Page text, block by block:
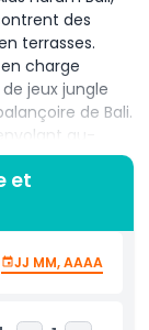
des
terrasses.
charge
jeux jungle
de Bali.
au-
de
le Skybike Bali,
en acier
et des
vous
de 300
et
JJ MM, AAAA